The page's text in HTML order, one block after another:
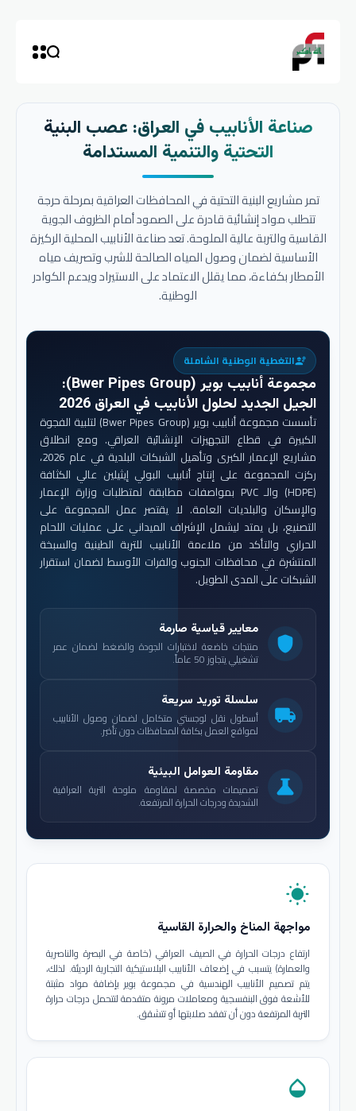
صناعة الأنابيب في العراق: عصب البنية
التحتية والتنمية المستدامة
تمر مشاريع البنية التحتية في المحافظات العراقية بمرحلة حرجة
تتطلب مواد إنشائية قادرة على الصمود أمام الظروف الجوية
القاسية والتربة عالية الملوحة. تعد صناعة الأنابيب المحلية الركيزة
الأساسية لضمان وصول المياه الصالحة للشرب وتصريف مياه
الأمطار بكفاءة، مما يقلل الاعتماد على الاستيراد ويدعم الكوادر
الوطنية.
engineeringالتغطية الوطنية الشاملة
مجموعة أنابيب بوير (Bwer Pipes Group)
:
الجيل الجديد لحلول الأنابيب في العراق 2026
تأسست مجموعة أنابيب بوير (Bwer Pipes Group) لتلبية الفجوة
الكبيرة في قطاع التجهيزات الإنشائية العراقي. ومع انطلاق
مشاريع الإعمار الكبرى وتأهيل الشبكات البلدية في عام 2026،
ركزت المجموعة على إنتاج أنابيب البولي إيثيلين عالي الكثافة
(HDPE) والـ PVC بمواصفات مطابقة لمتطلبات وزارة الإعمار
والإسكان والبلديات العامة. لا يقتصر عمل المجموعة على
التصنيع، بل يمتد ليشمل الإشراف الميداني على عمليات اللحام
الحراري والتأكد من ملاءمة الأنابيب للتربة الطينية والسبخة
المنتشرة في محافظات الجنوب والفرات الأوسط لضمان استقرار
الشبكات على المدى الطويل.
shield
معايير قياسية صارمة
منتجات خاضعة لاختبارات الجودة والضغط لضمان عمر
تشغيلي يتجاوز 50 عاماً.
local_shipping
سلسلة توريد سريعة
أسطول نقل لوجستي متكامل لضمان وصول الأنابيب
لمواقع العمل بكافة المحافظات دون تأخير.
science
مقاومة العوامل البيئية
تصميمات مخصصة لمقاومة ملوحة التربة العراقية
الشديدة ودرجات الحرارة المرتفعة.
wb_sunny
مواجهة المناخ والحرارة القاسية
ارتفاع درجات الحرارة في الصيف العراقي (خاصة في البصرة والناصرية
والعمارة) يتسبب في إضعاف الأنابيب البلاستيكية التجارية الرديئة. لذلك،
يتم تصميم الأنابيب الهندسية في مجموعة بوير بإضافة مواد مثبتة
للأشعة فوق البنفسجية ومعاملات مرونة متقدمة لتتحمل درجات حرارة
التربة المرتفعة دون أن تفقد صلابتها أو تتشقق.
opacity